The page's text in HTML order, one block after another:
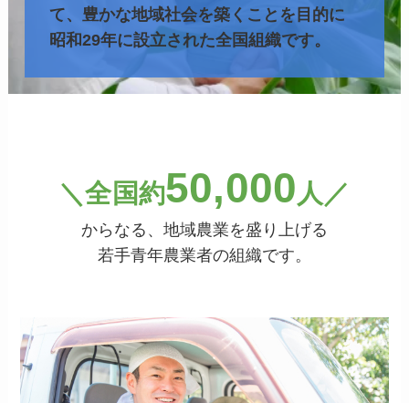
て、豊かな地域社会を築くことを目的に
昭和29年に設立された全国組織です。
＼全国約50,000人／
からなる、地域農業を盛り上げる
若手青年農業者の組織です。